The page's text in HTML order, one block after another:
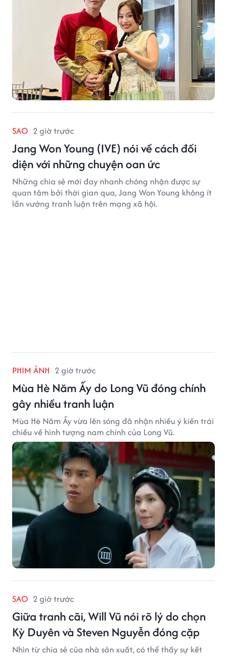
SAO 2 giờ trước
Jang Won Young (IVE) nói về cách đối
diện với những chuyện oan ức
Những chia sẻ mới đay nhanh chóng nhận được sự
quan tâm bởi thời gian qua, Jang Won Young không ít
lần vướng tranh luận trên mạng xã hội.
PHIM ẢNH 2 giờ trước
Mùa Hè Năm Ấy do Long Vũ đóng chính
gây nhiều tranh luận
Mùa Hè Năm Ấy vừa lên sóng đã nhận nhiều ý kiến trái
chiều về hình tượng nam chính của Long Vũ.
SAO 2 giờ trước
Giữa tranh cãi, Will Vũ nói rõ lý do chọn
Kỳ Duyên và Steven Nguyễn đóng cặp
Nhìn từ chia sẻ của nhà sản xuất, có thể thấy sự kết